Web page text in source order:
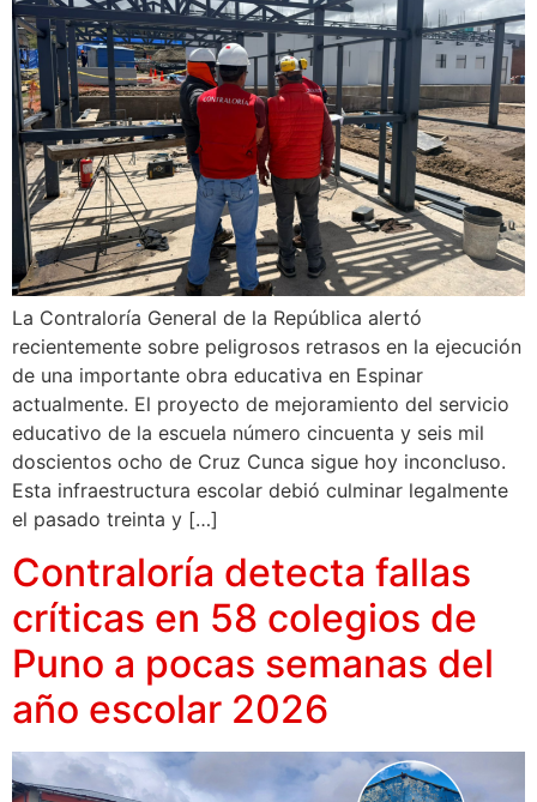
La Contraloría General de la República alertó
recientemente sobre peligrosos retrasos en la ejecución
de una importante obra educativa en Espinar
actualmente. El proyecto de mejoramiento del servicio
educativo de la escuela número cincuenta y seis mil
doscientos ocho de Cruz Cunca sigue hoy inconcluso.
Esta infraestructura escolar debió culminar legalmente
el pasado treinta y […]
Contraloría detecta fallas
críticas en 58 colegios de
Puno a pocas semanas del
año escolar 2026